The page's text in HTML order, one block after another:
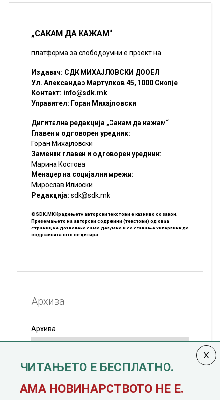
„САКАМ ДА КАЖАМ“
платформа за слободоумни е проект на
Издавач: СДК МИХАЈЛОВСКИ ДООЕЛ
Ул. Александар Мартулков 45, 1000 Скопје
Контакт: info@sdk.mk
Управител: Горан Михајловски
Дигитална редакција „Сакам да кажам“
Главен и одговорен уредник:
Горан Михајловски
Заменик главен и одговорен уредник:
Марина Костова
Менаџер на социјални мрежи:
Мирослав Илиоски
Редакцијa: sdk@sdk.mk
©SDK.MK Крадењето авторски текстови е казниво со закон.
Преземањето на авторски содржини (текстови) од оваа
страница е дозволено само делумно и со ставање хиперлинк до
содржината што се цитира
Архива
Архива
јануари, 1991 година
ЧИТАЊЕТО Е БЕСПЛАТНО.
АМА НОВИНАРСТВОТО НЕ Е.